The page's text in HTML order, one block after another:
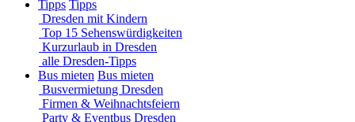
Tipps Tipps
Dresden mit Kindern
Top 15 Sehenswürdigkeiten
Kurzurlaub in Dresden
alle Dresden-Tipps
Bus mieten Bus mieten
Busvermietung Dresden
Firmen & Weihnachtsfeiern
Party & Eventbus Dresden